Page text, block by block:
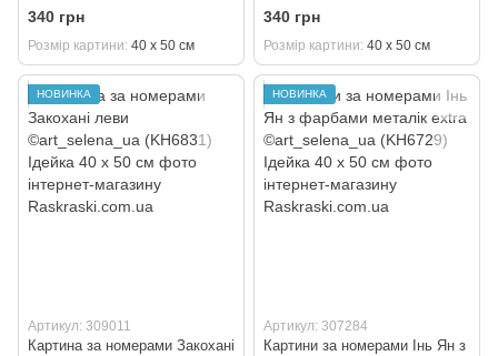
(KH6852) Ідейка 40 х 50 см
340 грн
Розмір картини 40 х 50 см
(KH6814) Ідейка 40 х 50 см
340 грн
Розмір картини 40 х 50 см
НОВИНКА
Артикул: 309011
Картина за номерами Закохані
НОВИНКА
Артикул: 307284
Картини за номерами Інь Ян з